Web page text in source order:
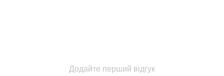
Додайте перший відгук